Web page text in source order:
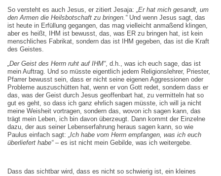
So versteht es auch Jesus, er zitiert Jesaja: „Er hat mich gesandt, um
den Armen die Heilsbotschaft zu bringen.“ Und wenn Jesus sagt, das
ist heute in Erfüllung gegangen, das mag vielleicht anmaßend klingen,
aber es heißt, IHM ist bewusst, das, was ER zu bringen hat, ist kein
menschliches Fabrikat, sondern das ist IHM gegeben, das ist die Kraft
des Geistes.
„Der Geist des Herrn ruht auf IHM“, d.h., was ich euch sage, das ist
mein Auftrag. Und so müsste eigentlich jedem Religionslehrer, Priester,
Pfarrer bewusst sein, dass er nicht seine eigenen Aggressionen oder
Probleme auszuschütten hat, wenn er von Gott redet, sondern dass er
das, was der Geist durch Jesus geoffenbart hat, zu vermitteln hat so
gut es geht, so dass ich ganz ehrlich sagen müsste, ich will ja nicht
meine Weisheit vortragen, sondern das, wovon ich sagen kann, das
trägt mein Leben, ich bin davon überzeugt. Dann kommt der Einzelne
dazu, der aus seiner Lebenserfahrung heraus sagen kann, so wie
Paulus einfach sagt: „Ich habe vom Herrn empfangen, was ich euch
überliefert habe“– es ist nicht mein Gebilde, was ich weitergebe.
Dass das sichtbar wird, dass es nicht so schwierig ist, ein kleines